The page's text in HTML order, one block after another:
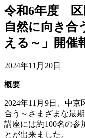
令和6年度 区
自然に向き合
える～」開催
2024年11月20日
概要
2024年11 月 9日、中京
合う～さまざまな最
講座には約100名の参
とが出来ました。